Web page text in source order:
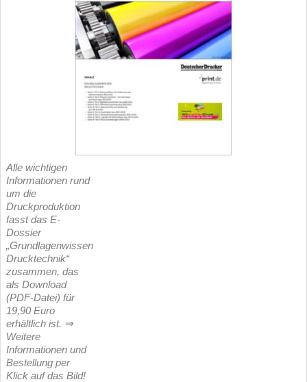
Alle wichtigen
Informationen rund
um die
Druckproduktion
fasst das E-
Dossier
„Grundlagenwissen
Drucktechnik“
zusammen, das
als Download
(PDF-Datei) für
19,90 Euro
erhältlich ist. ⇒
Weitere
Informationen und
Bestellung per
Klick auf das Bild!